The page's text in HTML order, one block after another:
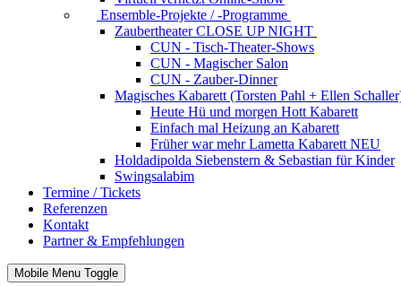
Ensemble-Projekte / -Programme
Zaubertheater CLOSE UP NIGHT
CUN - Tisch-Theater-Shows
CUN - Magischer Salon
CUN - Zauber-Dinner
Magisches Kabarett (Torsten Pahl + Ellen
Heute Hü und morgen Hott Kabarett
Einfach mal Heizung an Kabarett
Früher war mehr Lametta Kabarett NEU
Holdadipolda Siebenstern & Sebastian für Kinder
Swingsalabim
Termine / Tickets
Referenzen
Kontakt
Partner & Empfehlungen
Mobile Menu Toggle